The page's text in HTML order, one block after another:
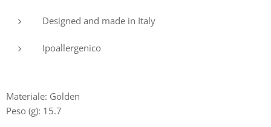
Designed and made in Italy
Ipoallergenico
Materiale: Golden
Peso (g): 15.7